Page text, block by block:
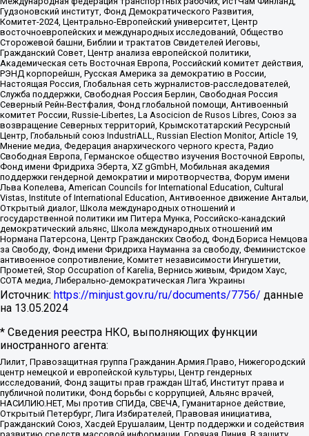
Гудзоновский институт, Фонд Демократического Развития,
Комитет-2024, Центрально-Европейский университет, Центр
восточноевропейских и международных исследований, Общество
Сторожевой башни, Библии и трактатов Свидетелей Иеговы,
Гражданский Совет, Центр анализа европейской политики,
Академическая сеть Восточная Европа, Российский комитет действия,
РЭНД корпорейшн, Русская Америка за демократию в России,
Настоящая Россия, Глобальная сеть журналистов-расследователей,
Служба поддержки, Свободная Россия Берлин, Свободная Россия
Северный Рейн-Вестфалия, Фонд глобальной помощи, Антивоенный
комитет России, Russie-Libertes, La Asocicion de Rusos Libres, Союз за
возвращение Северных территорий, Крымскотатарский Ресурсный
Центр, Глобальный союз IndustriALL, Russian Election Monitor, Article 19,
Мнение медиа, Федерация анархического черного креста, Радио
Свободная Европа, Германское общество изучения Восточной Европы,
Фонд имени Фридриха Эберта, XZ gGmbH, Мобильная академия
поддержки гендерной демократии и миротворчества, Форум имени
Льва Копелева, American Councils for International Education, Cultural
Vistas, Institute of International Education, Антивоенное движение Антальи,
Открытый диалог, Школа международных отношений и
государственной политики им Питера Мунка, Российско-канадский
демократический альянс, Школа международных отношений им
Нормана Патерсона, Центр Гражданских Свобод, Фонд Бориса Немцова
за Свободу, Фонд имени Фридриха Науманна за свободу, Феминистское
антивоенное сопротивление, Комитет независимости Ингушетии,
Прометей, Stop Occupation of Karelia, Вернись живым, Фридом Хаус,
СОТА медиа, Либерально-демократическая Лига Украины
Источник: https://minjust.gov.ru/ru/documents/7756/ данные
на 13.05.2024
* Сведения реестра НКО, выполняющих функции
иностранного агента:
Лилит, Правозащитная группа Гражданин.Армия.Право, Нижегородский
центр немецкой и европейской культуры, Центр гендерных
исследований, Фонд защиты прав граждан Штаб, Институт права и
публичной политики, Фонд борьбы с коррупцией, Альянс врачей,
НАСИЛИЮ.НЕТ, Мы против СПИДа, СВЕЧА, Гуманитарное действие,
Открытый Петербург, Лига Избирателей, Правовая инициатива,
Гражданский Союз, Хасдей Ерушалаим, Центр поддержки и содействия